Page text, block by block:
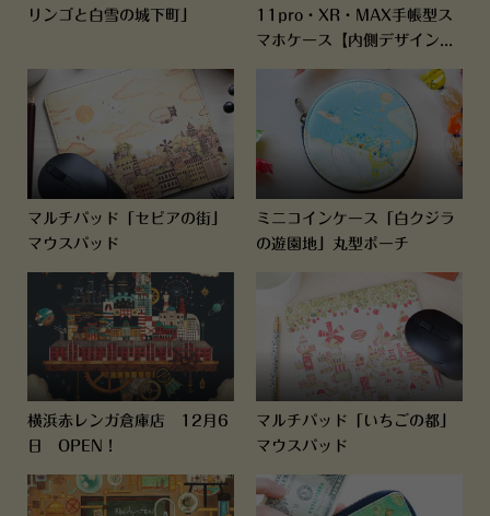
リンゴと白雪の城下町」
11pro・XR・MAX手帳型ス
マホケース【内側デザイン...
マルチパッド「セピアの街」
マウスパッド
ミニコインケース「白クジラ
の遊園地」丸型ポーチ
横浜赤レンガ倉庫店 12月6
日 OPEN！
マルチパッド「いちごの都」
マウスパッド